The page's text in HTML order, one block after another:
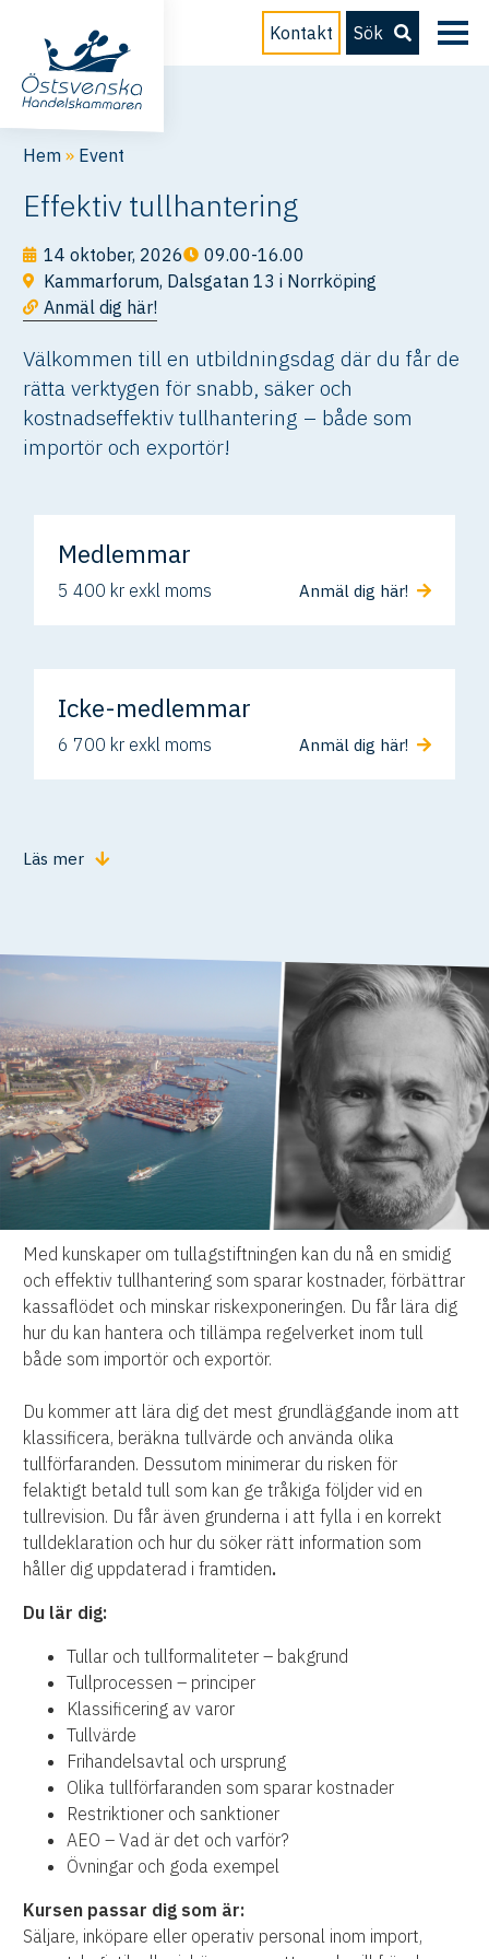
Kontakt Sök
Hem » Event
Effektiv tullhantering
14 oktober, 2026
09.00-16.00
Kammarforum, Dalsgatan 13 i Norrköping
Anmäl dig här!
Välkommen till en utbildningsdag där du får de
rätta verktygen för snabb, säker och
kostnadseffektiv tullhantering – både som
importör och exportör!
Medlemmar
5 400 kr exkl moms Anmäl dig här!
Icke-medlemmar
6 700 kr exkl moms Anmäl dig här!
Läs mer
Med kunskaper om tullagstiftningen kan du nå en smidig
och effektiv tullhantering som sparar kostnader, förbättrar
kassaflödet och minskar riskexponeringen. Du får lära dig
hur du kan hantera och tillämpa regelverket inom tull
både som importör och exportör.
Du kommer att lära dig det mest grundläggande inom att
klassificera, beräkna tullvärde och använda olika
tullförfaranden. Dessutom minimerar du risken för
felaktigt betald tull som kan ge tråkiga följder vid en
tullrevision. Du får även grunderna i att fylla i en korrekt
tulldeklaration och hur du söker rätt information som
håller dig uppdaterad i framtiden.
Du lär dig:
Tullar och tullformaliteter – bakgrund
Tullprocessen – principer
Klassificering av varor
Tullvärde
Frihandelsavtal och ursprung
Olika tullförfaranden som sparar kostnader
Restriktioner och sanktioner
AEO – Vad är det och varför?
Övningar och goda exempel
Kursen passar dig som är:
Säljare, inköpare eller operativ personal inom import,